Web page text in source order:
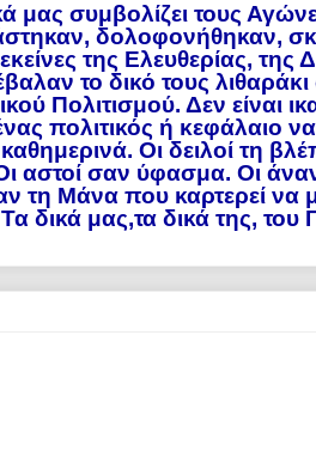
μας συμβολίζει τους
δολοφονήθηκαν,
της Ελευθερίας, της
το δικό τους
Πολιτισμού. Δεν είναι
πολιτικός ή κεφάλαιο
καθημερινά. Οι δειλοί τη
αστοί σαν ύφασμα. Οι
τη Μάνα που καρτερεί να
δικά μας,τα δικά της, του